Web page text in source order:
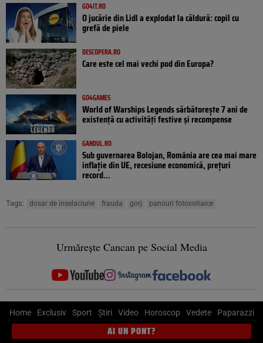
GO4IT.RO
O jucărie din Lidl a explodat la căldură: copil cu
grefă de piele
DESCOPERA.RO
Care este cel mai vechi pod din Europa?
GO4GAMES
World of Warships Legends sărbătorește 7 ani de
existență cu activități festive și recompense
GANDUL.RO
Sub guvernarea Bolojan, România are cea mai mare
inflație din UE, recesiune economică, prețuri
record...
Tags: dosar de inselaciune frauda gorj panouri fotovoltaice
Urmărește Cancan pe Social Media
Home Exclusiv Sport Știri Video Horoscop Vedete Paparazzi
AI UN PONT?